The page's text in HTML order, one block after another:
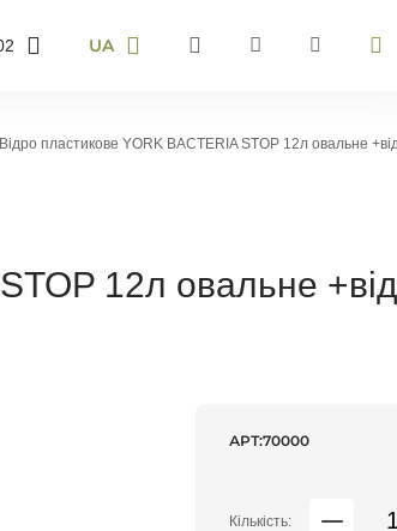
UA
EN
Відро пластикове YORK BACTERIA STOP 12л овальне
12л овальне
АРТ:70000
Кількість: